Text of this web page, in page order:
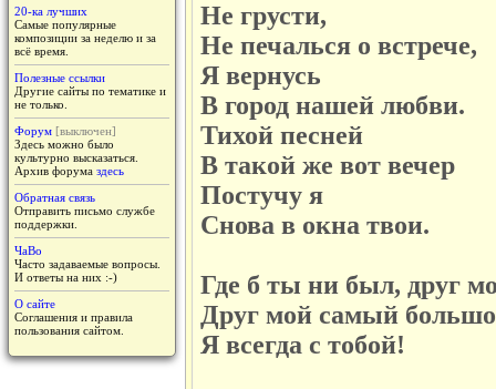
20-ка лучших
Самые популярные
композиции за неделю и за
всё время.
Полезные ссылки
Другие сайты по тематике и
не только.
Форум [выключен]
Здесь можно было
культурно высказаться.
Архив форума здесь
Обратная связь
Отправить письмо службе
поддержки.
ЧаВо
Часто задаваемые вопросы.
И ответы на них :-)
О сайте
Соглашения и правила
пользования сайтом.
Не грусти,
Не печалься о встрече,
Я вернусь
В город нашей любви.
Тихой песней
В такой же вот вечер
Постучу я
Снова в окна твои.
Где б ты ни был, друг
Друг мой самый
Я всегда с тобой!